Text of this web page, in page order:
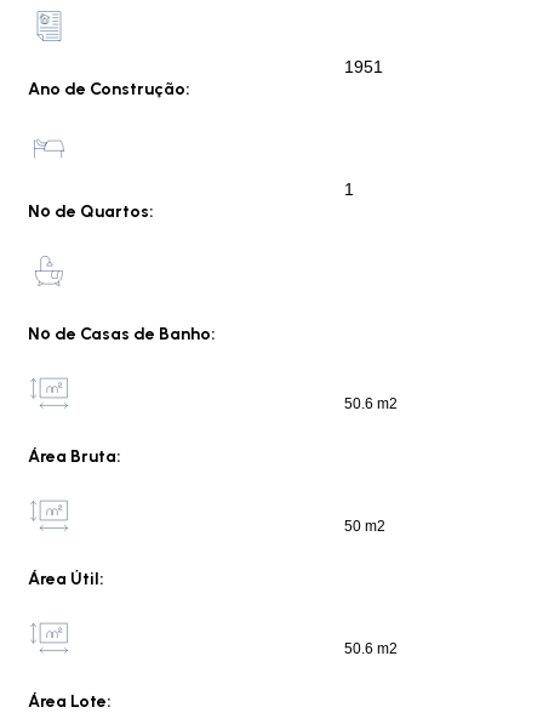
Ano de Construção:
1951
Nº de Quartos:
1
Nº de Casas de Banho:
Área Bruta:
50.6 m2
Área Útil:
50 m2
Área Lote:
50.6 m2